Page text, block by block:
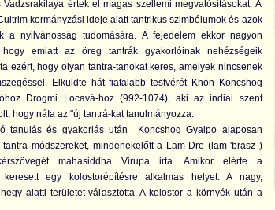
értek el magas szellemi megvalósításokat. A
kormányzási ideje alatt tantrikus szimbólumok és azok
a nyilvánosság tudomására. A fejedelem ekkor nagyon
emiatt az öreg tantrák gyakorlóinak nehézségeik
ezért, hogy olyan tantra-tanokat keres, amelyek nincsenek
Elküldte hát fiatalabb testvérét Khön Koncshog
Drogmi Locavá-hoz (992-1074), aki az indiai szent
hogy náIa az "új tantrá-kat tanulmányozza.
tanulás és gyakorlás után Koncshog Gyalpo alaposan
módszereket, mindenekelőtt a Lam-Dre (lam-'brasz )
mahasiddha Virupa irta. Amikor elérte a
keresett egy kolostorépítésre alkalmas helyet. A nagy,
alatti területet választotta. A kolostor a környék után a